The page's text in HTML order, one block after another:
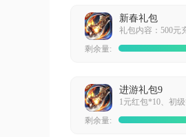
新春礼包
剩余量:
进游礼包9
剩余量: